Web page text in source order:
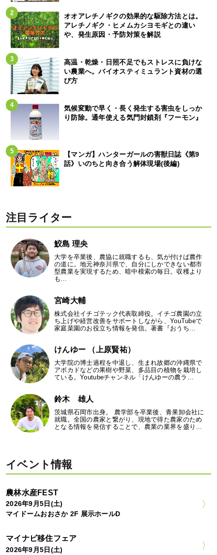
オオアレチノギクの効果的な駆除方法とは。
アレチノギク・ヒメムカシヨモギとの違い
や、発生原因・予防対策を解説
高温・乾燥・日照不足でもストレスに負けな
い農業へ。バイオスティミュラント資材の選
び方
気候変動で早く・長く発生する害虫をしっか
り防除。通年使える気門封鎖剤『フーモン』
【マンガ】ハンターガールの害獣日誌《第9
話》いのちと向き合う解体現場(後編)
注目ライター
鮫島 理央
大学を卒業後、農協に就職するも、気が付けば農作
の道に。地元神奈川県で、自分にしかできない都市
型農業を実現するため、暗中模索の毎日。収穫より
も…
宮崎大輔
株式会社イチゴテック代表取締役。イチゴ農園の立
ち上げや経営改善をサポートしながら、YouTubeで
家庭菜園のお役立ち情報を発信。著書『おうち…
けんゆー （上原賢祐）
大学院の博士過程を中退し、生まれ故郷の沖縄県で
アボカドなどの果樹や野菜、多品目の植物を栽培し
ている。Youtubeチャンネル「けんゆーの農ラ…
鈴木 雄人
茨城県石岡市出身。 農学部を卒業後、青果卸会社に
就職。全国の農家と繋がり、現地で得た農家のため
となる情報を発信することで、農業の業界を盛り…
イベント情報
農林水産FEST
2026年9月5日(土)
マイドームおおさか 2F 展示ホールD
マイナビ移住フェア
2026年9月5日(土)